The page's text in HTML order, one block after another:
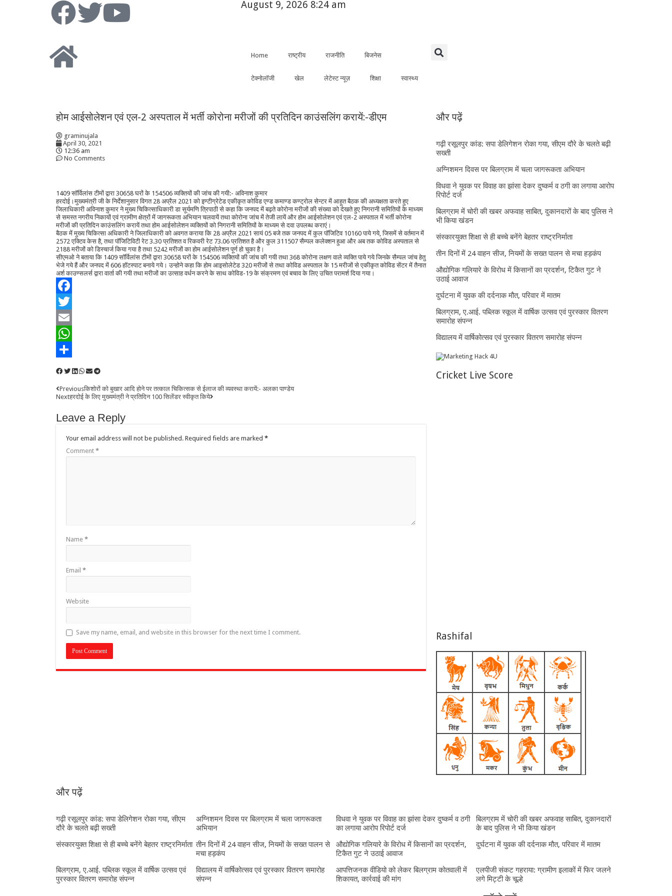
August 9, 2026 8:24 am
Home राष्ट्रीय राजनीति बिजनेस
टेक्नोलॉजी खेल लेटेस्ट न्यूज़ शिक्षा स्वास्थ्य
होम आईसोलेशन एवं एल-2 अस्पताल में भर्ती कोरोना मरीजों की प्रतिदिन काउंसलिंग करायें:-डीएम
graminujala
April 30, 2021
12:36 am
No Comments
1409 सॉर्विलांस टीमों द्वारा 30658 घरों के 154506 व्यक्तियों की जांच की गयी:- अविनाश कुमार
हरदोई।मुख्यमंत्री जी के निर्देशानुसार विगत 28 अप्रैल 2021 को इण्टीग्रेटेड एकीकृत कोविड एण्ड कमाण्ड कण्ट्रोल सेन्टर में आहूत बैठक की अध्यक्षता करते हुए
जिलाधिकारी अविनाश कुमार ने मुख्य चिकित्साधिकारी डा सूर्यमणि त्रिपाठी से कहा कि जनपद में बढ़ते कोरोना मरीजों की संख्या को देखते हुए निगरानी समितियों के माध्यम
से समस्त नगरीय निकायों एवं ग्रामीण क्षेत्रों में जागरूकता अभियान चलवायें तथा कोरोना जांच में तेजी लायें और होम आईसोलेशन एवं एल-2 अस्पताल में भर्ती कोरोना
मरीजों की प्रतिदिन काउंसलिंग करायें तथा होम आईसोलेशन व्यक्तियों को निगरानी समितियों के माध्यम से दवा उपलब्ध कराएं।
बैठक में मुख्य चिकित्सा अधिकारी ने जिलाधिकारी को अवगत कराया कि 28 अप्रैल 2021 सायं 05 बजे तक जनपद में कुल पॉजिटिव 10160 पाये गये, जिसमें से वर्तमान में
2572 एक्टिव केस है, तथा पॉजिटिविटी रेट 3.30 प्रतिशत व रिकवरी रेट 73.06 प्रतिशत है और कुल 311507 सैम्पल कलेक्शन हुआ और अब तक कोविड अस्पताल से
2188 मरीजों को डिस्चार्ज किया गया है तथा 5242 मरीजों का होम आईसोलेशन पूर्ण हो चुका है।
सीएमओ ने बताया कि 1409 सॉर्विलांस टीमों द्वारा 30658 घरों के 154506 व्यक्तियों की जांच की गयी तथा 368 कोरोना लक्षण वाले व्यक्ति पाये गये जिनके सैम्पल जांच हेतु
भेजे गये हैं और जनपद में 606 हॉटस्पाट बनाये गये। उन्होने कहा कि होम आइसोलेटेड 320 मरीजों से तथा कोविड अस्पताल के 15 मरीजों से एकीकृत कोविड सेंटर में तैनात
अर्श काउण्सलर्स द्वारा वार्ता की गयी तथा मरीजों का उत्साह वर्धन करने के साथ कोविड-19 के संक्रमण एवं बचाव के लिए उचित परामर्श दिया गया।
Facebook
Twitter
Email
WhatsApp
Previousकिशोरों को बुखार आदि होने पर तत्काल चिकित्सक से ईलाज की व्यवस्था करायें:- अलका पाण्डेय
Nextहरदोई के लिए मुख्यमंत्री ने प्रतिदिन 100 सिलेंडर स्वीकृत किये
Leave a Reply
Your email address will not be published. Required fields are marked *
Comment *
Name *
Email *
Website
Save my name, email, and website in this browser for the next time I comment.
और पढ़ें
गढ़ी रसूलपुर कांड: सपा डेलिगेशन रोका गया, सीएम दौरे के चलते बढ़ी
सख्ती
अग्निशमन दिवस पर बिलग्राम में चला जागरूकता अभियान
विधवा ने युवक पर विवाह का झांसा देकर दुष्कर्म व ठगी का लगाया आरोप
रिपोर्ट दर्ज
बिलग्राम में चोरी की खबर अफवाह साबित, दुकानदारों के बाद पुलिस ने
भी किया खंडन
संस्कारयुक्त शिक्षा से ही बच्चे बनेंगे बेहतर राष्ट्रनिर्माता
तीन दिनों में 24 वाहन सीज, नियमों के सख्त पालन से मचा हड़कंप
औद्योगिक गलियारे के विरोध में किसानों का प्रदर्शन, टिकैत गुट ने
उठाई आवाज
दुर्घटना में युवक की दर्दनाक मौत, परिवार में मातम
बिलग्राम, ए.आई. पब्लिक स्कूल में वार्षिक उत्सव एवं पुरस्कार वितरण
समारोह संपन्न
विद्यालय में वार्षिकोत्सव एवं पुरस्कार वितरण समारोह संपन्न
Cricket Live Score
Rashifal
और पढ़ें
गढ़ी रसूलपुर कांड: सपा डेलिगेशन रोका गया, सीएम
दौरे के चलते बढ़ी सख्ती
अग्निशमन दिवस पर बिलग्राम में चला जागरूकता
अभियान
विधवा ने युवक पर विवाह का झांसा देकर दुष्कर्म व ठगी
का लगाया आरोप रिपोर्ट दर्ज
बिलग्राम में चोरी की खबर अफवाह साबित, दुकानदारों
के बाद पुलिस ने भी किया खंडन
संस्कारयुक्त शिक्षा से ही बच्चे बनेंगे बेहतर राष्ट्रनिर्माता तीन दिनों में 24 वाहन सीज, नियमों के सख्त पालन से
मचा हड़कंप
औद्योगिक गलियारे के विरोध में किसानों का प्रदर्शन,
टिकैत गुट ने उठाई आवाज
दुर्घटना में युवक की दर्दनाक मौत, परिवार में मातम
बिलग्राम, ए.आई. पब्लिक स्कूल में वार्षिक उत्सव एवं
पुरस्कार वितरण समारोह संपन्न
विद्यालय में वार्षिकोत्सव एवं पुरस्कार वितरण समारोह
संपन्न
आपत्तिजनक वीडियो को लेकर बिलग्राम कोतवाली में
शिकायत, कार्रवाई की मांग
एलपीजी संकट गहराया: ग्रामीण इलाकों में फिर जलने
लगे मिट्टी के चूल्हे